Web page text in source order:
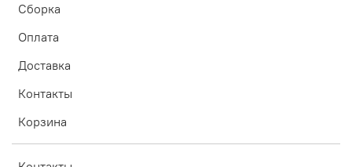
Сборка
Оплата
Доставка
Контакты
Корзина